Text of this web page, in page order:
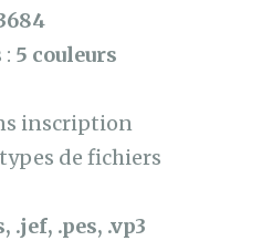
5 couleurs
inscription
de fichiers
.jef, .pes, .vp3